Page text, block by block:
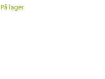
På lager